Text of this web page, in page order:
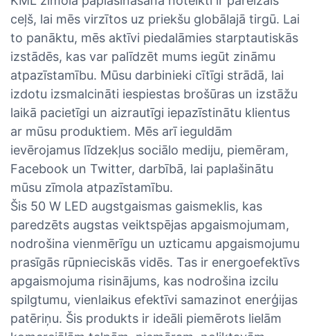
ceļš, lai mēs virzītos uz priekšu globālajā tirgū. Lai
to panāktu, mēs aktīvi piedalāmies starptautiskās
izstādēs, kas var palīdzēt mums iegūt zināmu
atpazīstamību. Mūsu darbinieki cītīgi strādā, lai
izdotu izsmalcināti iespiestas brošūras un izstāžu
laikā pacietīgi un aizrautīgi iepazīstinātu klientus
ar mūsu produktiem. Mēs arī ieguldām
ievērojamus līdzekļus sociālo mediju, piemēram,
Facebook un Twitter, darbībā, lai paplašinātu
mūsu zīmola atpazīstamību.
Šis 50 W LED augstgaismas gaismeklis, kas
paredzēts augstas veiktspējas apgaismojumam,
nodrošina vienmērīgu un uzticamu apgaismojumu
prasīgās rūpnieciskās vidēs. Tas ir energoefektīvs
apgaismojuma risinājums, kas nodrošina izcilu
spilgtumu, vienlaikus efektīvi samazinot enerģijas
patēriņu. Šis produkts ir ideāli piemērots lielām